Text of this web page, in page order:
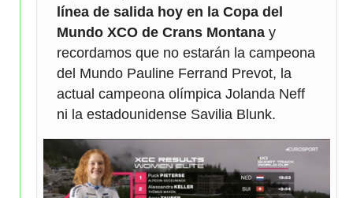
línea de salida hoy en la Copa del
Mundo XCO de Crans Montanay
recordamos que no estarán la campeona
del Mundo Pauline Ferrand Prevot, la
actual campeona olímpica Jolanda Neff
ni la estadounidense Savilia Blunk.